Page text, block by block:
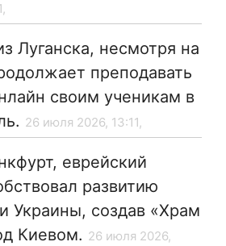
Луганска, несмотря на
преподавать
своим ученикам в
26 июля 2026, 13:11,
еврейский
развитию
Украины, создав «Храм
Киевом. 26 июля 2026,